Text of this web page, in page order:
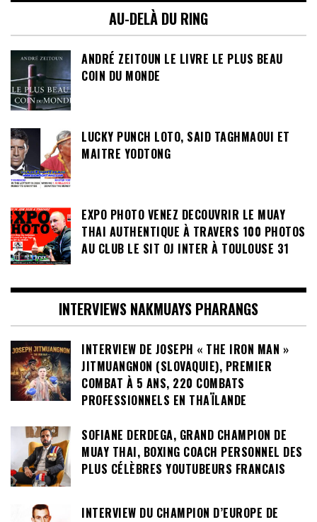
AU-DELÀ DU RING
ANDRÉ ZEITOUN LE LIVRE LE PLUS BEAU
COIN DU MONDE
LUCKY PUNCH LOTO, SAID TAGHMAOUI ET
MAITRE YODTONG
EXPO PHOTO VENEZ DECOUVRIR LE MUAY
THAI AUTHENTIQUE À TRAVERS 100 PHOTOS
AU CLUB LE SIT OJ INTER À TOULOUSE 31
INTERVIEWS NAKMUAYS PHARANGS
INTERVIEW DE JOSEPH « THE IRON MAN »
JITMUANGNON (SLOVAQUIE), PREMIER
COMBAT À 5 ANS, 220 COMBATS
PROFESSIONNELS EN THAÏLANDE
SOFIANE DERDEGA, GRAND CHAMPION DE
MUAY THAI, BOXING COACH PERSONNEL DES
PLUS CÉLÈBRES YOUTUBEURS FRANCAIS
INTERVIEW DU CHAMPION D’EUROPE DE